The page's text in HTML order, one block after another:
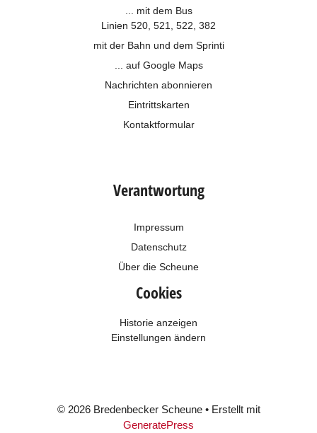
... mit dem Bus
Linien 520, 521, 522, 382
mit der Bahn und dem Sprinti
... auf Google Maps
Nachrichten abonnieren
Eintrittskarten
Kontaktformular
Verantwortung
Impressum
Datenschutz
Über die Scheune
Cookies
Historie anzeigen
Einstellungen ändern
© 2026 Bredenbecker Scheune• Erstellt mit
GeneratePress